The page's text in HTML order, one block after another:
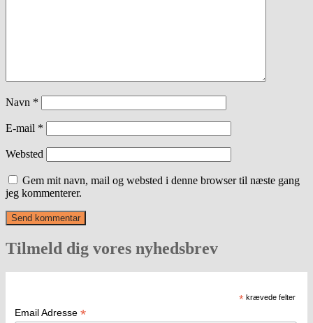
Navn *
E-mail *
Websted
Gem mit navn, mail og websted i denne browser til næste gang
jeg kommenterer.
Tilmeld dig vores nyhedsbrev
* krævede felter
Email Adresse *